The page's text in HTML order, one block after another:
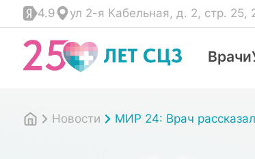
4.9 ул 2-я Кабельная, д. 2, стр. 25,
Врачи
Новости МИР 24: Врач